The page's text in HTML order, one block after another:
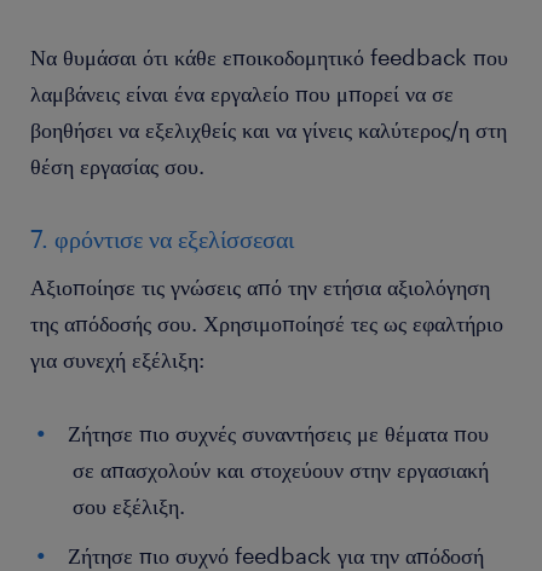
Να θυμάσαι ότι κάθε εποικοδομητικό feedback που
λαμβάνεις είναι ένα εργαλείο που μπορεί να σε
βοηθήσει να εξελιχθείς και να γίνεις καλύτερος/η στη
θέση εργασίας σου.
7. φρόντισε να εξελίσσεσαι
Αξιοποίησε τις γνώσεις από την ετήσια αξιολόγηση
της απόδοσής σου. Χρησιμοποίησέ τες ως εφαλτήριο
για συνεχή εξέλιξη:
Ζήτησε πιο συχνές συναντήσεις με θέματα που
σε απασχολούν και στοχεύουν στην εργασιακή
σου εξέλιξη.
Ζήτησε πιο συχνό feedback για την απόδοσή